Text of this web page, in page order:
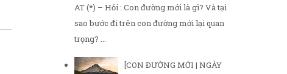
AT (*) – Hỏi : Con đường mới là gì? Và tại
sao bước đi trên con đường mới lại quan
trọng? ...
[CON ĐƯỜNG MỚI | NGÀY